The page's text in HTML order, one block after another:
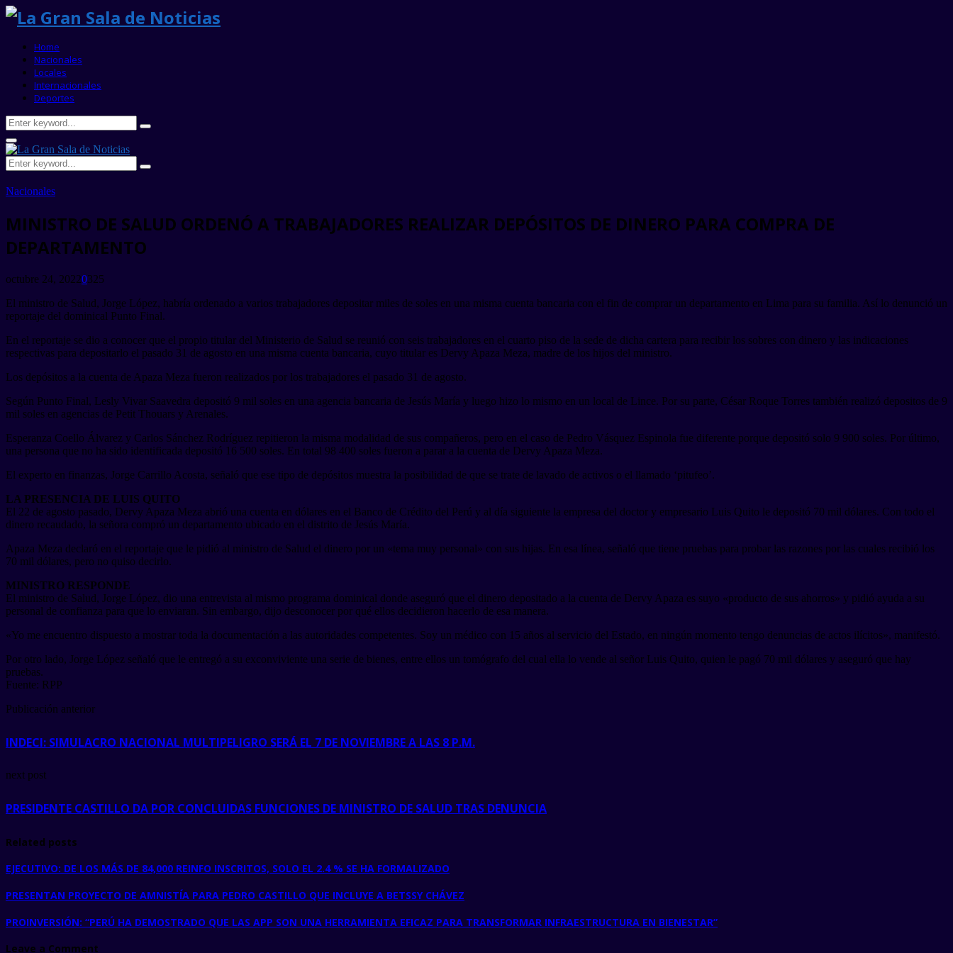
Home
Nacionales
Locales
Internacionales
Deportes
Search
for:
Search
Primary
Menu
Search
for:
Search
Nacionales
MINISTRO DE SALUD ORDENÓ A TRABAJADORES REALIZAR DEPÓSITOS DE DINERO PARA COMPRA DE
DEPARTAMENTO
octubre 24, 20220325
El ministro de Salud, Jorge López, habría ordenado a varios trabajadores depositar miles de soles en una misma cuenta bancaria con el fin de comprar un departamento en Lima para su familia. Así lo denunció un
reportaje del dominical Punto Final.
En el reportaje se dio a conocer que el propio titular del Ministerio de Salud se reunió con seis trabajadores en el cuarto piso de la sede de dicha cartera para recibir los sobres con dinero y las indicaciones
respectivas para depositarlo el pasado 31 de agosto en una misma cuenta bancaria, cuyo titular es Dervy Apaza Meza, madre de los hijos del ministro.
Los depósitos a la cuenta de Apaza Meza fueron realizados por los trabajadores el pasado 31 de agosto.
Según Punto Final, Lesly Vivar Saavedra depositó 9 mil soles en una agencia bancaria de Jesús María y luego hizo lo mismo en un local de Lince. Por su parte, César Roque Torres también realizó depositos de 9
mil soles en agencias de Petit Thouars y Arenales.
Esperanza Coello Álvarez y Carlos Sánchez Rodríguez repitieron la misma modalidad de sus compañeros, pero en el caso de Pedro Vásquez Espinola fue diferente porque depositó solo 9 900 soles. Por último,
una persona que no ha sido identificada depositó 16 500 soles. En total 98 400 soles fueron a parar a la cuenta de Dervy Apaza Meza.
El experto en finanzas, Jorge Carrillo Acosta, señaló que ese tipo de depósitos muestra la posibilidad de que se trate de lavado de activos o el llamado ‘pitufeo’.
LA PRESENCIA DE LUIS QUITO
El 22 de agosto pasado, Dervy Apaza Meza abrió una cuenta en dólares en el Banco de Crédito del Perú y al día siguiente la empresa del doctor y empresario Luis Quito le depositó 70 mil dólares. Con todo el
dinero recaudado, la señora compró un departamento ubicado en el distrito de Jesús María.
Apaza Meza declaró en el reportaje que le pidió al ministro de Salud el dinero por un «tema muy personal» con sus hijas. En esa línea, señaló que tiene pruebas para probar las razones por las cuales recibió los
70 mil dólares, pero no quiso decirlo.
MINISTRO RESPONDE
El ministro de Salud, Jorge López, dio una entrevista al mismo programa dominical donde aseguró que el dinero depositado a la cuenta de Dervy Apaza es suyo «producto de sus ahorros» y pidió ayuda a su
personal de confianza para que lo enviaran. Sin embargo, dijo desconocer por qué ellos decidieron hacerlo de esa manera.
«Yo me encuentro dispuesto a mostrar toda la documentación a las autoridades competentes. Soy un médico con 15 años al servicio del Estado, en ningún momento tengo denuncias de actos ilícitos», manifestó.
Por otro lado, Jorge López señaló que le entregó a su exconviviente una serie de bienes, entre ellos un tomógrafo del cual ella lo vende al señor Luis Quito, quien le pagó 70 mil dólares y aseguró que hay
pruebas.
Fuente: RPP
Publicación anterior
INDECI: SIMULACRO NACIONAL MULTIPELIGRO SERÁ EL 7 DE NOVIEMBRE A LAS 8 P.M.
next post
PRESIDENTE CASTILLO DA POR CONCLUIDAS FUNCIONES DE MINISTRO DE SALUD TRAS DENUNCIA
Related posts
EJECUTIVO: DE LOS MÁS DE 84,000 REINFO INSCRITOS, SOLO EL 2.4 % SE HA FORMALIZADO
PRESENTAN PROYECTO DE AMNISTÍA PARA PEDRO CASTILLO QUE INCLUYE A BETSSY CHÁVEZ
PROINVERSIÓN: “PERÚ HA DEMOSTRADO QUE LAS APP SON UNA HERRAMIENTA EFICAZ PARA TRANSFORMAR INFRAESTRUCTURA EN BIENESTAR”
Leave a Comment